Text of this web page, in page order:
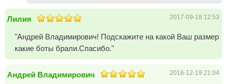
Лилия 2017-09-18 12:53
"Андрей Владимирович! Подскажите на какой Ваш размер
какие боты брали.Спасибо."
Андрей Владимирович 2016-12-19 21:04